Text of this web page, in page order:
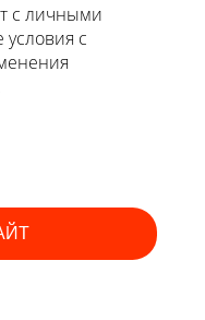
с личными
условия с